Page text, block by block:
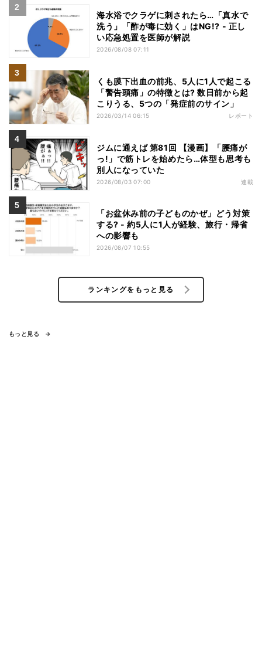
海水浴でクラゲに刺されたら…「真水で
洗う」「酢が毒に効く」はNG!? - 正し
い応急処置を医師が解説
2026/08/08 07:11
くも膜下出血の前兆、5人に1人で起こる
「警告頭痛」の特徴とは? 数日前から起
こりうる、5つの「発症前のサイン」
2026/03/14 06:15 レポート
ジムに通えば 第81回 【漫画】「腰痛が
っ!」で筋トレを始めたら…体型も思考も
別人になっていた
2026/08/03 07:00 連載
「お盆休み前の子どものかぜ」どう対策
する? - 約5人に1人が経験、旅行・帰省
への影響も
2026/08/07 10:55
ランキングをもっと見る
もっと見る